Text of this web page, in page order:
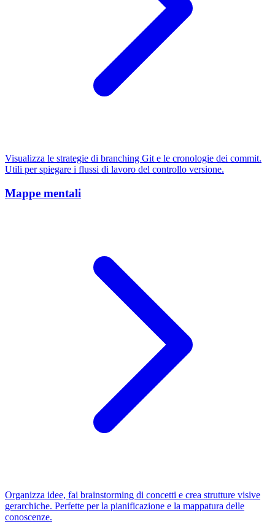
Visualizza le strategie di branching Git e le cronologie dei commit.
Utili per spiegare i flussi di lavoro del controllo versione.
Mappe mentali
Organizza idee, fai brainstorming di concetti e crea strutture visive
gerarchiche. Perfette per la pianificazione e la mappatura delle
conoscenze.